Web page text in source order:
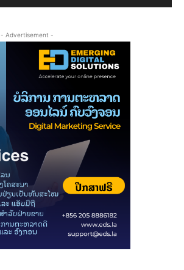
- Advertisement -